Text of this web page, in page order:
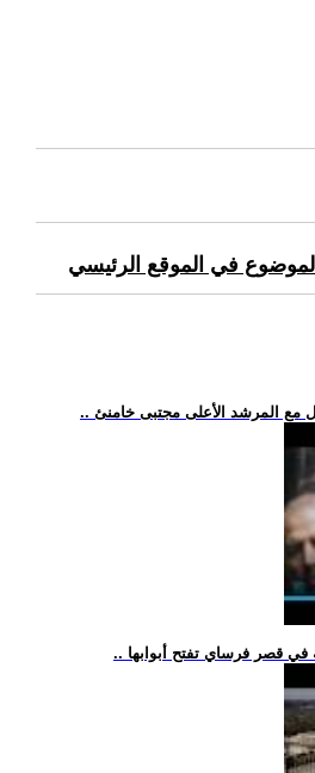
في الموقع الرئيسي
مع المرشد الأعلى مجتبى خامنئ
في قصر فرساي تفتح أبوابها